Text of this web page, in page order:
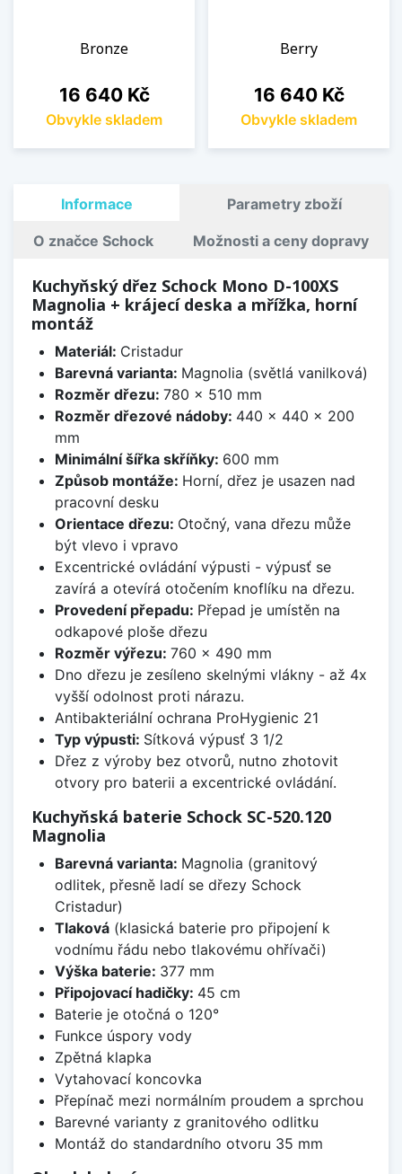
Bronze
Cena
16 640 Kč
Obvykle skladem
Berry
Cena
16 640 Kč
Obvykle skladem
Informace Parametry zboží
O značce Schock Možnosti a ceny dopravy
Kuchyňský dřez Schock Mono D-100XS
Magnolia + krájecí deska a mřížka, horní
montáž
Materiál: Cristadur
Barevná varianta: Magnolia (světlá vanilková)
Rozměr dřezu: 780 x 510 mm
Rozměr dřezové nádoby: 440 x 440 x 200
mm
Minimální šířka skříňky: 600 mm
Způsob montáže: Horní, dřez je usazen nad
pracovní desku
Orientace dřezu: Otočný, vana dřezu může
být vlevo i vpravo
Excentrické ovládání výpusti - výpusť se
zavírá a otevírá otočením knoflíku na dřezu.
Provedení přepadu: Přepad je umístěn na
odkapové ploše dřezu
Rozměr výřezu: 760 x 490 mm
Dno dřezu je zesíleno skelnými vlákny - až 4x
vyšší odolnost proti nárazu.
Antibakteriální ochrana ProHygienic 21
Typ výpusti: Sítková výpusť 3 1/2
Dřez z výroby bez otvorů, nutno zhotovit
otvory pro baterii a excentrické ovládání.
Kuchyňská baterie Schock SC-520.120
Magnolia
Barevná varianta: Magnolia (granitový
odlitek, přesně ladí se dřezy Schock
Cristadur)
Tlaková(klasická baterie pro připojení k
vodnímu řádu nebo tlakovému ohřívači)
Výška baterie: 377 mm
Připojovací hadičky: 45 cm
Baterie je otočná o 120°
Funkce úspory vody
Zpětná klapka
Vytahovací koncovka
Přepínač mezi normálním proudem a sprchou
Barevné varianty z granitového odlitku
Montáž do standardního otvoru 35 mm